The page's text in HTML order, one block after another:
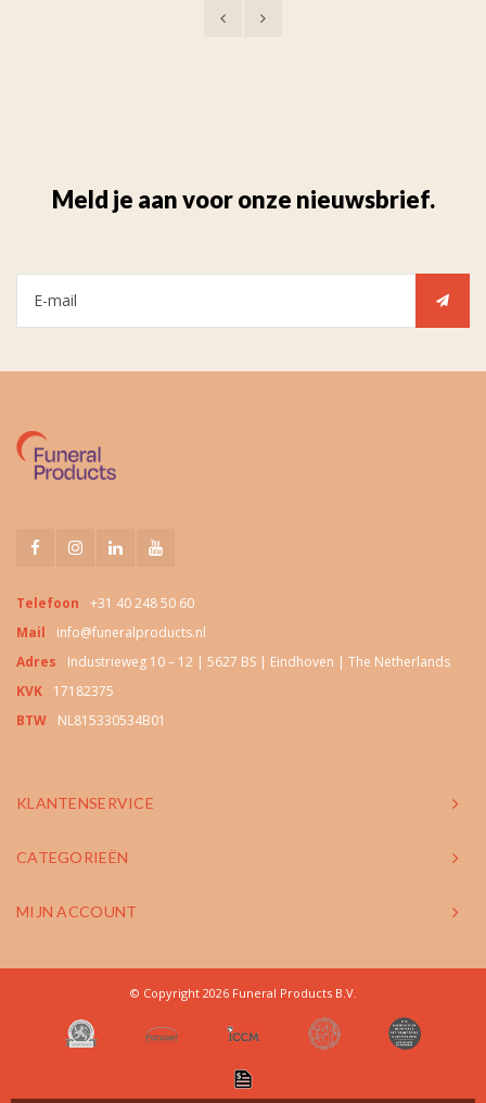
Meld je aan voor onze nieuwsbrief.
Telefoon
+31 40 248 50 60
Mail
info@funeralproducts.nl
Adres
Industrieweg 10 – 12 | 5627 BS | Eindhoven | The Netherlands
KVK
17182375
BTW
NL815330534B01
KLANTENSERVICE
CATEGORIEËN
MIJN ACCOUNT
© Copyright 2026 Funeral Products B.V.